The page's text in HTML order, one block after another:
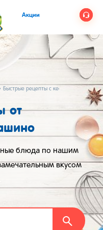
Акции
Быстрые рецепты с кефиром
от
блюда по нашим
вкусом
Найти